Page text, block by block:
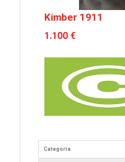
Kimber 1911
1.100 €
Categoria